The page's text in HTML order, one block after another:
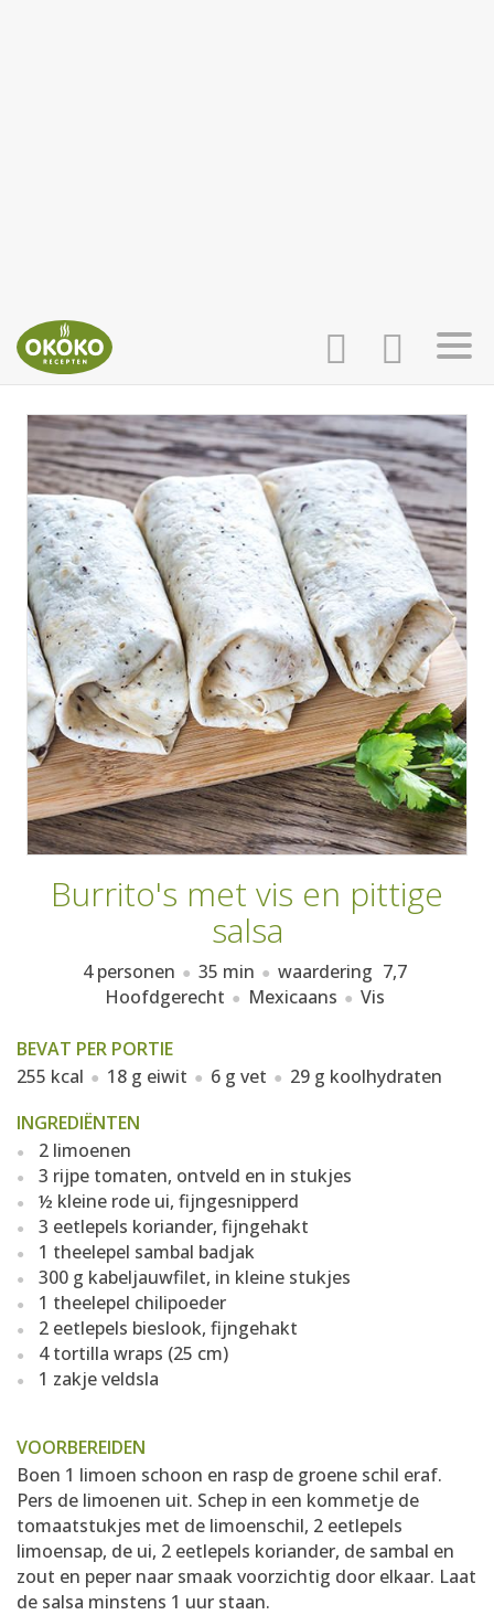
INLOGGEN
AANMELDEN
HOME
RECEPTEN
WEEKMENU'S
KOOKBOEKEN
Burrito's met vis en pittige
salsa
4 personen 35 min waardering 7,7
Hoofdgerecht
Mexicaans Vis
BEVAT PER PORTIE
255 kcal
18 g eiwit 6 g vet
29 g koolhydraten
INGREDIËNTEN
2 limoenen
3 rijpe tomaten, ontveld en in stukjes
½ kleine rode ui, fijngesnipperd
3 eetlepels koriander, fijngehakt
1 theelepel sambal badjak
300 g kabeljauwfilet, in kleine stukjes
1 theelepel chilipoeder
2 eetlepels bieslook, fijngehakt
4 tortilla wraps (25 cm)
1 zakje veldsla
VOORBEREIDEN
Boen 1 limoen schoon en rasp de groene schil eraf.
Pers de limoenen uit. Schep in een kommetje de
tomaatstukjes met de limoenschil, 2 eetlepels
limoensap, de ui, 2 eetlepels koriander, de sambal en
zout en peper naar smaak voorzichtig door elkaar. Laat
de salsa minstens 1 uur staan.